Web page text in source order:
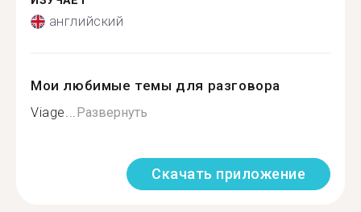
английский
Мои любимые темы для разговора
Viage...Развернуть
Скачать приложение